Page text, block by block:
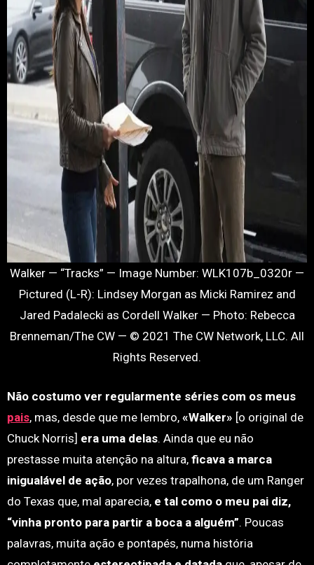
Walker — “Tracks” — Image Number: WLK107b_0320r —
Pictured (L-R): Lindsey Morgan as Micki Ramirez and
Jared Padalecki as Cordell Walker — Photo: Rebecca
Brenneman/The CW — © 2021 The CW Network, LLC. All
Rights Reserved.
Não costumo ver regularmente séries com os meus
pais, mas, desde que me lembro, «Walker» [o original de
Chuck Norris] era uma delas. Ainda que eu não
prestasse muita atenção na altura, ficava a marca
inigualável de ação, por vezes trapalhona, de um Ranger
do Texas que, mal aparecia, e tal como o meu pai diz,
“vinha pronto para partir a boca a alguém”. Poucas
palavras, muita ação e pontapés, numa história